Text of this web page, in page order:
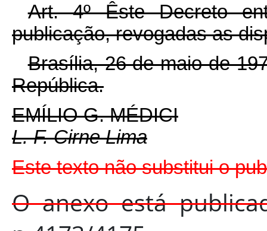
Art. 4º Êste Decreto
publicação, revogadas as
Brasília, 26 de maio de
República.
EMÍLIO G. MÉDICI
L. F. Cirne Lima
Este texto não substitui o
O anexo está